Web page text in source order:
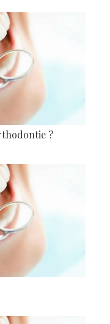
?